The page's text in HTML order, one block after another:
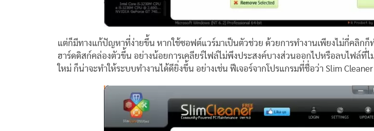
แต่ก็มีทางแก้ปัญหาที่ง่ายขึ้น หากใช้ซอฟต์แวร์มาเป็นตัวช่วย ด้วยการทำงานเพียงไม่กี่คลิกก็
ฮาร์ดดิสก์คล่องตัวขึ้น อย่างน้อยการเคลียร์ไฟล์ไม่พึงประสงค์บางส่วนออกไปหรือลบไฟล์ที่ไม่
ใหม่ ก็น่าจะทำให้ระบบทำงานได้ดียิ่งขึ้น อย่างเช่น ฟีเจอร์จากโปรแกรมที่ชื่อว่า Slim